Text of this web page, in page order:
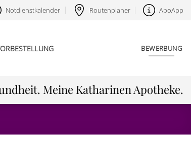
Notdienstkalender Routenplaner ApoApp
BEWERBUNG
Meine Katharinen Apotheke.